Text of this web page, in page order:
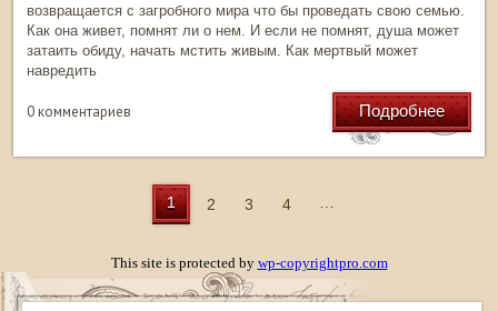
возвращается с загробного мира что бы проведать свою семью.
Как она живет, помнят ли о нем. И если не помнят, душа может
затаить обиду, начать мстить живым. Как мертвый может
навредить
0 комментариев Подробнее
1 2 3 4
This site is protected by wp-copyrightpro.com